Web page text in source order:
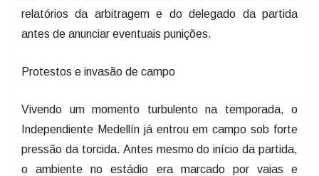
relatórios da arbitragem e do delegado da partida
antes de anunciar eventuais punições.
Protestos e invasão de campo
Vivendo um momento turbulento na temporada, o
Independiente Medellín já entrou em campo sob forte
pressão da torcida. Antes mesmo do início da partida,
o ambiente no estádio era marcado por vaias e